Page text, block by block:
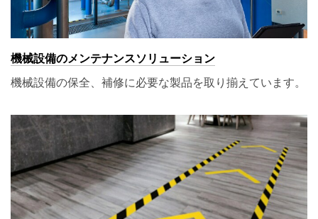
機械設備のメンテナンスソリューション
機械設備の保全、補修に必要な製品を取り揃えています。